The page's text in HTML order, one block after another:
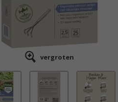
vergroten